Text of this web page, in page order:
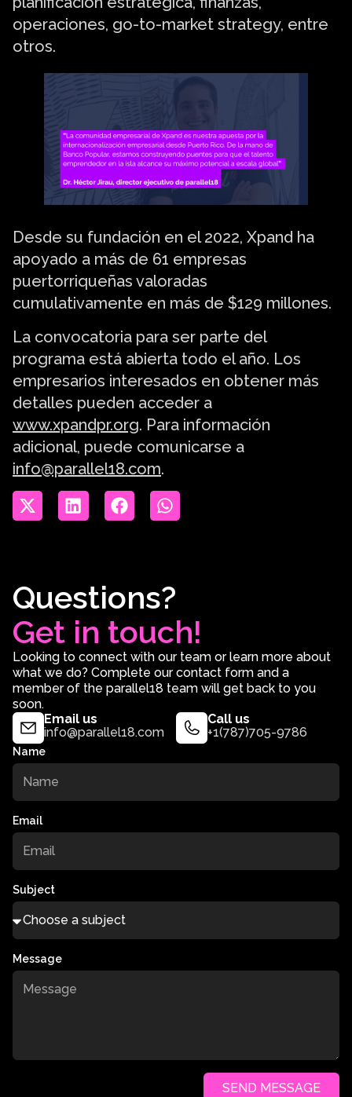
operaciones, go-to-market strategy, entre
otros.
Desde su fundación en el 2022, Xpand ha
apoyado a más de 61 empresas
puertorriqueñas valoradas
cumulativamente en más de $129 millones.
La convocatoria para ser parte del
programa está abierta todo el año. Los
empresarios interesados en obtener más
detalles pueden acceder a
www.xpandpr.org. Para información
adicional, puede comunicarse a
info@parallel18.com.
Questions?
Get in touch!
Looking to connect with our team or learn more about
what we do? Complete our contact form and a
member of the parallel18 team will get back to you
soon.
Email us
info@parallel18.com
Call us
+1(787)705-9786
Name
Email
Subject
Message
SEND MESSAGE